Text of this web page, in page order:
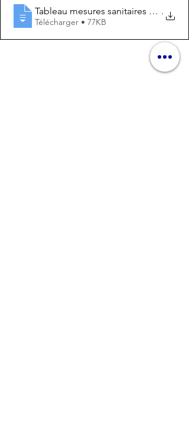
Tableau mesures sanitaires SPORT
.
Télécharger • 77KB